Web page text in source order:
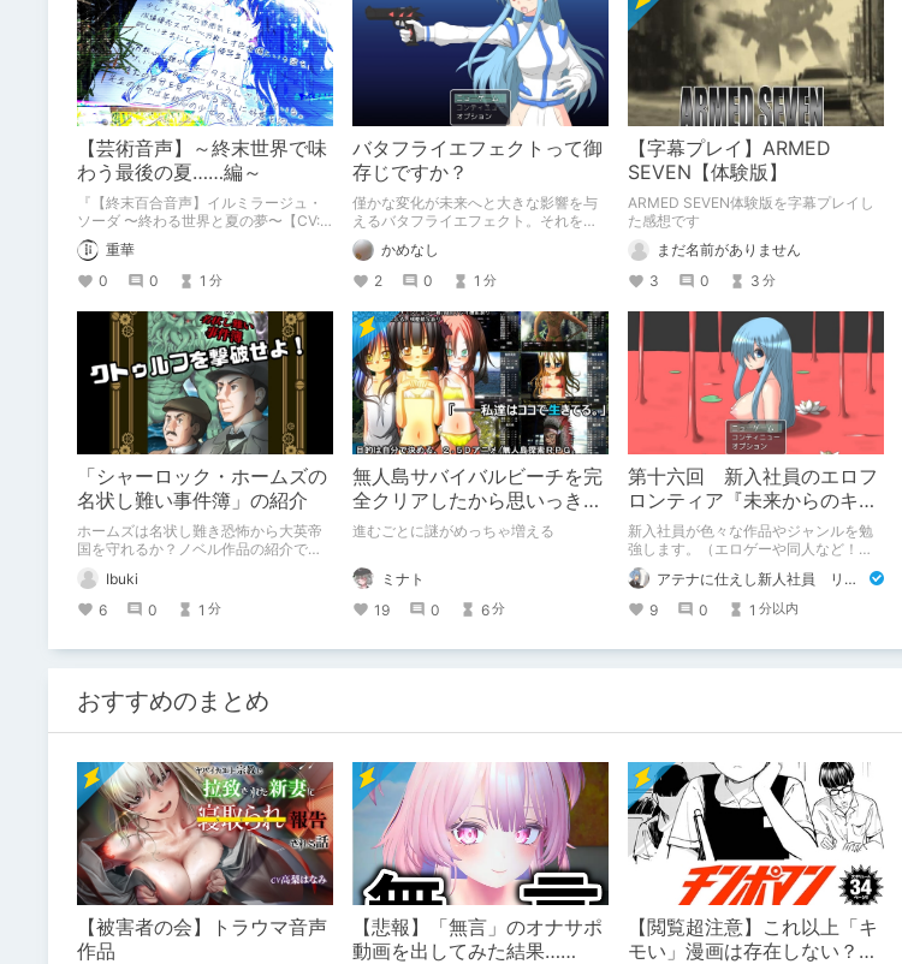
【芸術音声】～終末世界で味
わう最後の夏……編～
『【終末百合音声】イルミラージュ・
ソーダ 〜終わる世界と夏の夢〜【CV:
奥野香耶】』
重華
0
0 1 分
バタフライエフェクトって御
存じですか？
僅かな変化が未来へと大きな影響を与
えるバタフライエフェクト。それを否
定するタイトルの時間移動ループもの
RPG作品の紹介です。
かめなし
2
0 1 分
【字幕プレイ】ARMED
SEVEN【体験版】
ARMED SEVEN体験版を字幕プレイし
た感想です
まだ名前がありません
3
0 3 分
「シャーロック・ホームズの
名状し難い事件簿」の紹介
ホームズは名状し難き恐怖から大英帝
国を守れるか？ノベル作品の紹介で
す。
Ibuki
6
0 1 分
無人島サバイバルビーチを完
全クリアしたから思いっきり
語る（ネタバレ注意）
進むごとに謎がめっちゃ増える
ミナト
19
0 6分
第十六回 新入社員のエロフ
ロンティア『未来からのキャ
ットライン』
新入社員が色々な作品やジャンルを勉
強します。（エロゲーや同人など！）
要するにエロのシャカりきコロンブス
です。 みんなも新しい性癖にレッツ！
DLチャレンジ！（流行らない） ※不快
に思っても大目に見てね♡新人なので
アテナに仕えし新人社員 リリィ
9
0 1 分以内
おすすめのまとめ
【被害者の会】トラウマ音声
作品
【悲報】「無言」のオナサポ
動画を出してみた結果……
【閲覧超注意】これ以上「キ
モい」漫画は存在しない？チ